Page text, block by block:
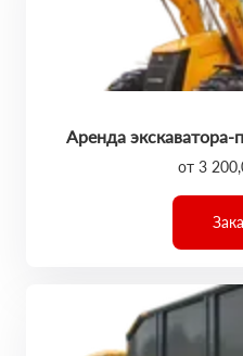
Аренда экскаватора-
от 3